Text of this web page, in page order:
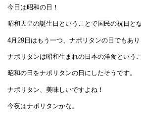
今日は昭和の日！
昭和天皇の誕生日ということで国民の祝日と
4月29日はもう一つ、ナポリタンの日でもあり
ナポリタンは昭和生まれの日本の洋食という
昭和の日をナポリタンの日にしたそうです。
ナポリタン、美味しいですよね！
今夜はナポリタンかな。